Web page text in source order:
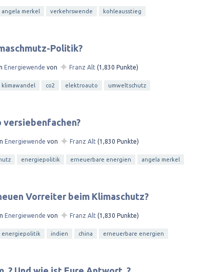
angela merkel verkehrswende
kohleausstieg
Politik?
Energiewende von ✦ Franz Alt (1,830 Punkte)
klimawandel co2 elektroauto
umweltschutz
versiebenfachen?
Energiewende von ✦ Franz Alt (1,830 Punkte)
energiepolitik erneuerbare energien
angela merkel
Vorreiter beim Klimaschutz?
Energiewende von ✦ Franz Alt (1,830 Punkte)
energiepolitik indien china
erneuerbare energien